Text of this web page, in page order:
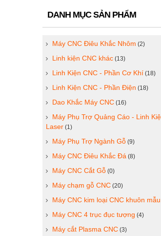
DANH MỤC SẢN PHẨM
Máy CNC Điêu Khắc Nhôm (2)
Linh kiện CNC khác (13)
Linh Kiện CNC - Phần Cơ Khí (18)
Linh Kiện CNC - Phần Điện (18)
Dao Khắc Máy CNC (16)
Máy Phụ Trợ Quảng Cáo - Linh
Laser (1)
Máy Phụ Trợ Ngành Gỗ (9)
Máy CNC Điêu Khắc Đá (8)
Máy CNC Cắt Gỗ (0)
Máy chạm gỗ CNC (20)
Máy CNC kim loại CNC khuôn mẫu
Máy CNC 4 trục đục tượng (4)
Máy cắt Plasma CNC (3)